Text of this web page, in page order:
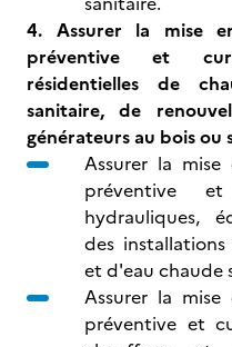
4. Assurer la mise
préventive et
résidentielles de
sanitaire, de
générateurs au bois ou
Assurer la mise
préventive
hydrauliques,
des
et d'eau chaude
Assurer la mise
préventive et